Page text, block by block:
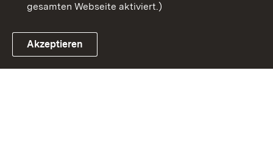
Link zum Landesportal
gesamten Webseite aktiviert.)
Akzeptieren